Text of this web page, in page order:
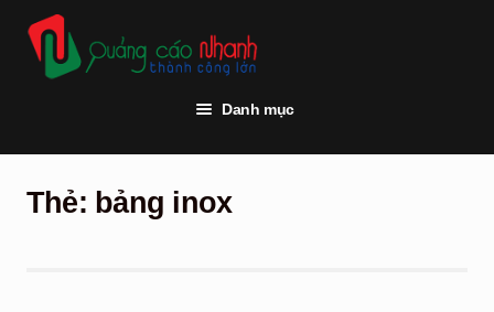
đến
Điều
Chuyển
đến
nội
Danh mục
Thi công quảng cáo
Thẻ: bảng inox